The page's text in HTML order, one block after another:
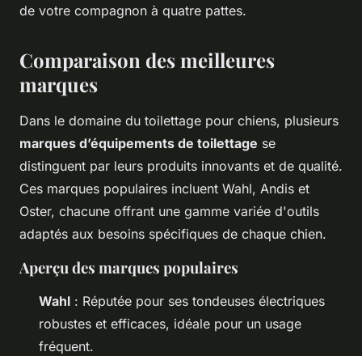
de votre compagnon à quatre pattes.
Comparaison des meilleures
marques
Dans le domaine du toilettage pour chiens, plusieurs
marques d’équipements de toilettage se
distinguent par leurs produits innovants et de qualité.
Ces marques populaires incluent Wahl, Andis et
Oster, chacune offrant une gamme variée d'outils
adaptés aux besoins spécifiques de chaque chien.
Aperçu des marques populaires
Wahl : Réputée pour ses tondeuses électriques
robustes et efficaces, idéale pour un usage
fréquent.